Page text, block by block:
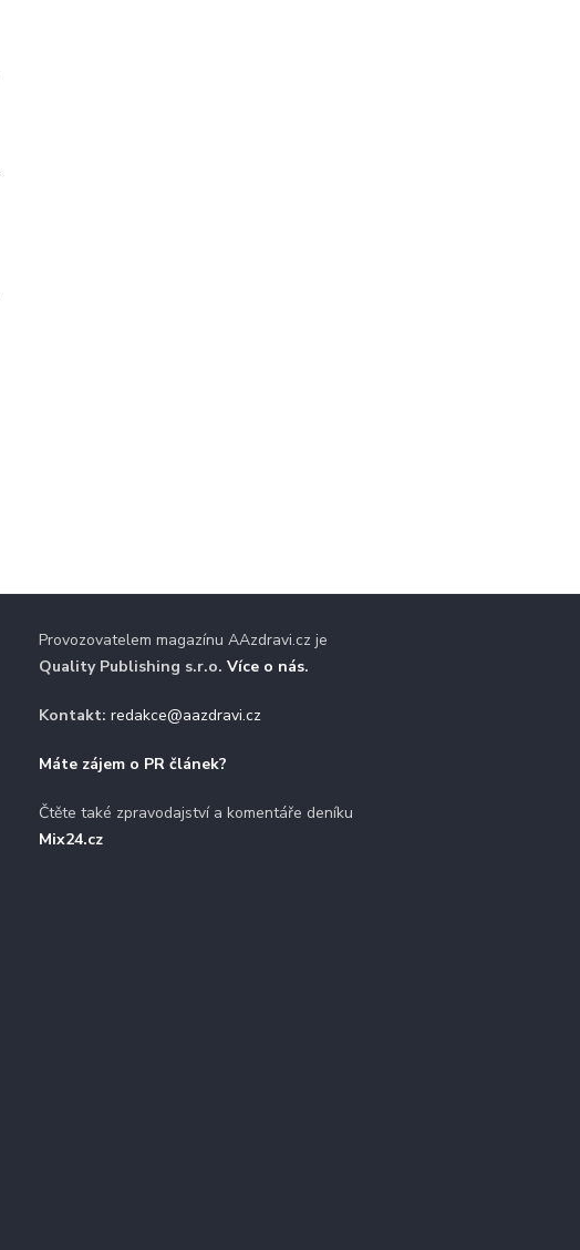
Provozovatelem magazínu AAzdravi.cz je
Quality Publishing s.r.o.Více o nás.
Kontakt: redakce@aazdravi.cz
Máte zájem o PR článek?
Čtěte také zpravodajství a komentáře deníku
Mix24.cz